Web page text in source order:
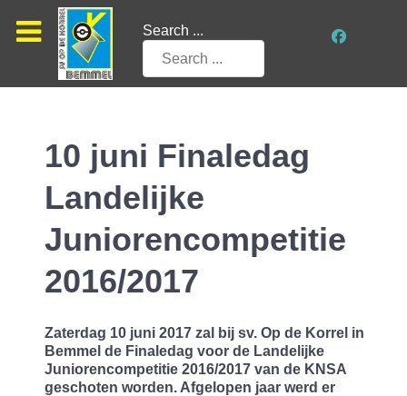
Search ...
10 juni Finaledag
Landelijke
Juniorencompetitie
2016/2017
Zaterdag 10 juni 2017 zal bij sv. Op de Korrel in
Bemmel de Finaledag voor de Landelijke
Juniorencompetitie 2016/2017 van de KNSA
geschoten worden. Afgelopen jaar werd er